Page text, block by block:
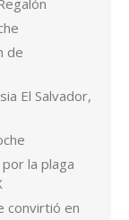
de
El Salvador,
la plaga
convirtió en